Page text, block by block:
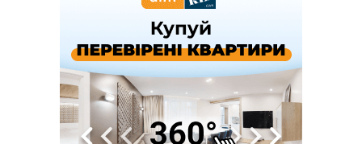
Податкова передасть в Міноборони для "Оберегу" дані про
чоловіків 18–60 років
Водійка, яку на Сухомлинського побив інший керманич,
відмовилася від обвинувачення — справу закрили
У Франківську, Коломиї, Долині та Яремче 6 серпня
зафіксували рекордну спеку
Змушував надсилати інтимні фото: на Прикарпатті
затримали підозрюваного у розбещенні малолітньої